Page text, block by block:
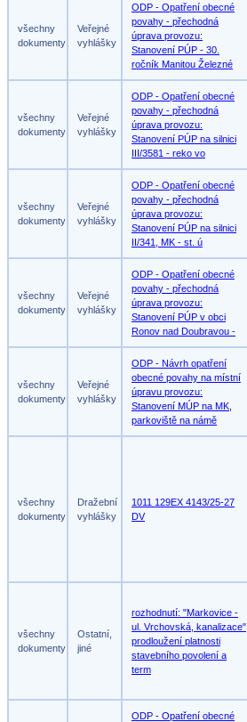
všechny
dokumenty
Veřejné
vyhlášky
ODP - Opatření obecné
povahy - přechodná
úprava provozu:
Stanovení PÚP - 30.
ročník Manitou Železné
všechny
dokumenty
Veřejné
vyhlášky
ODP - Opatření obecné
povahy - přechodná
úprava provozu:
Stanovení PÚP na silnici
III/3581 - reko vo
všechny
dokumenty
Veřejné
vyhlášky
ODP - Opatření obecné
povahy - přechodná
úprava provozu:
Stanovení PÚP na silnici
II/341, MK - st. ú
všechny
dokumenty
Veřejné
vyhlášky
ODP - Opatření obecné
povahy - přechodná
úprava provozu:
Stanovení PÚP v obci
Ronov nad Doubravou -
všechny
dokumenty
Veřejné
vyhlášky
ODP - Návrh opatření
obecné povahy na místní
úpravu provozu:
Stanovení MÚP na MK,
parkoviště na námě
všechny
dokumenty
Dražební
vyhlášky
1011 129EX 4143/25-27
DV
všechny
dokumenty
Ostatní,
jiné
rozhodnutí: "Markovice -
ul. Vrchovská, kanalizace"
prodloužení platnosti
stavebního povolení a
term
ODP - Opatření obecné